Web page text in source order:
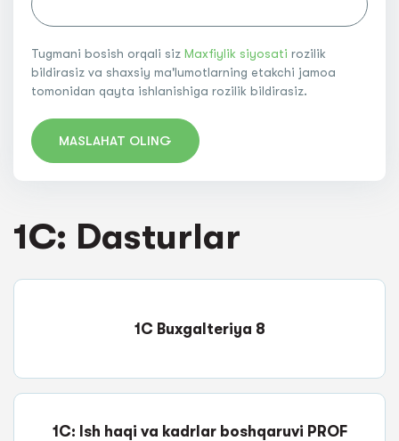
Tugmani bosish orqali siz Maxfiylik siyosati rozilik
bildirasiz va shaxsiy ma'lumotlarning etakchi jamoa
tomonidan qayta ishlanishiga rozilik bildirasiz.
MASLAHAT OLING
1C: Dasturlar
1C Buxgalteriya 8
1C: Ish haqi va kadrlar boshqaruvi PROF